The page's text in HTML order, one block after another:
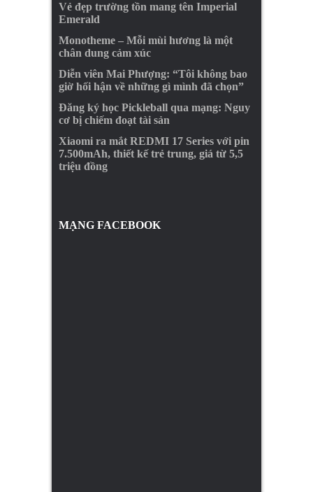
Vẻ đẹp trường tồn mang tên Imperial
Emerald
Monotheme – Mỗi mùi hương là một
chân dung cảm xúc
Diễn viên Mai Phượng: “Tôi không bao
giờ hối hận về những gì mình đã chọn”
Đăng ký học Pickleball qua mạng: Nguy
cơ bị chiếm đoạt tài sản
Xiaomi ra mắt REDMI 17 Series với pin
7.500mAh, thiết kế trẻ trung, giá từ 5,5
triệu đồng
MẠNG FACEBOOK